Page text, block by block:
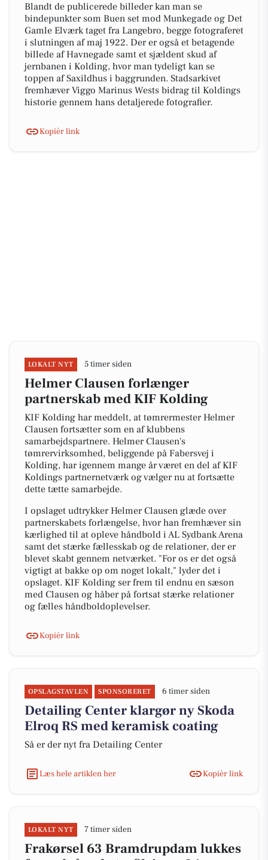
Blandt de publicerede billeder kan man se
bindepunkter som Buen set mod Munkegade og Det
Gamle Elværk taget fra Langebro, begge fotograferet
i slutningen af maj 1922. Der er også et betagende
billede af Havnegade samt et sjældent skud af
jernbanen i Kolding, hvor man tydeligt kan se
toppen af Saxildhus i baggrunden. Stadsarkivet
fremhæver Viggo Marinus Wests bidrag til Koldings
historie gennem hans detaljerede fotografier.
Kopiér link
LOKALT NYT 5 timer siden
Helmer Clausen forlænger
partnerskab med KIF Kolding
KIF Kolding har meddelt, at tømrermester Helmer
Clausen fortsætter som en af klubbens
samarbejdspartnere. Helmer Clausen's
tømrervirksomhed, beliggende på Fabersvej i
Kolding, har igennem mange år været en del af KIF
Koldings partnernetværk og vælger nu at fortsætte
dette tætte samarbejde.
I opslaget udtrykker Helmer Clausen glæde over
partnerskabets forlængelse, hvor han fremhæver sin
kærlighed til at opleve håndbold i AL Sydbank Arena
samt det stærke fællesskab og de relationer, der er
blevet skabt gennem netværket. "For os er det også
vigtigt at bakke op om noget lokalt," lyder det i
opslaget. KIF Kolding ser frem til endnu en sæson
med Clausen og håber på fortsat stærke relationer
og fælles håndboldoplevelser.
Kopiér link
OPSLAGSTAVLEN SPONSORERET 6 timer siden
Detailing Center klargør ny Skoda
Elroq RS med keramisk coating
Så er der nyt fra Detailing Center
Læs hele artiklen her Kopiér link
LOKALT NYT 7 timer siden
Frakørsel 63 Bramdrupdam lukkes